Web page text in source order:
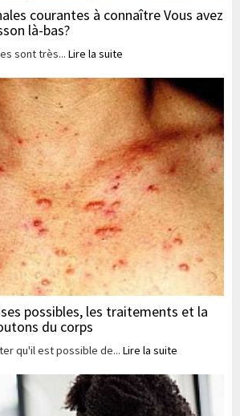
courantes à connaître Vous avez
là-bas?
sont très... Lire la suite
possibles, les traitements et la
du corps
qu'il est possible de... Lire la suite